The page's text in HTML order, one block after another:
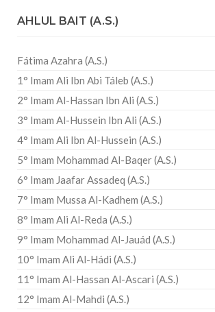
AHLUL BAIT (A.S.)
Fátima Azahra (A.S.)
1° Imam Ali Ibn Abi Táleb (A.S.)
2° Imam Al-Hassan Ibn Ali (A.S.)
3° Imam Al-Hussein Ibn Ali (A.S.)
4° Imam Ali Ibn Al-Hussein (A.S.)
5° Imam Mohammad Al-Baqer (A.S.)
6° Imam Jaafar Assadeq (A.S.)
7° Imam Mussa Al-Kadhem (A.S.)
8° Imam Ali Al-Reda (A.S.)
9° Imam Mohammad Al-Jauád (A.S.)
10° Imam Ali Al-Hádi (A.S.)
11° Imam Al-Hassan Al-Ascari (A.S.)
12° Imam Al-Mahdi (A.S.)